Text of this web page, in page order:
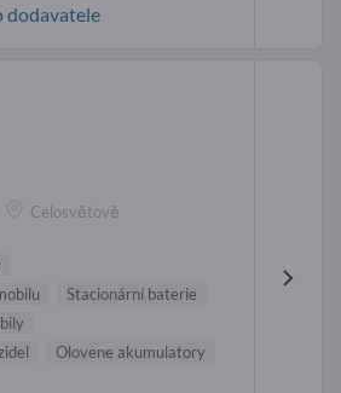
dodavatele
Celosvětově
Stacionární baterie
Olovene akumulatory